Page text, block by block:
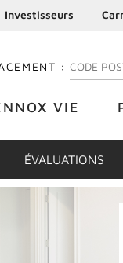
Investisseurs
: ENTREZ
VIE
ÉVALUATIONS